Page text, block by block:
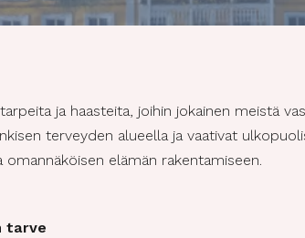
ja haasteita, joihin jokainen meistä
terveyden alueella ja vaativat
omannäköisen elämän rakentamiseen.
tarve